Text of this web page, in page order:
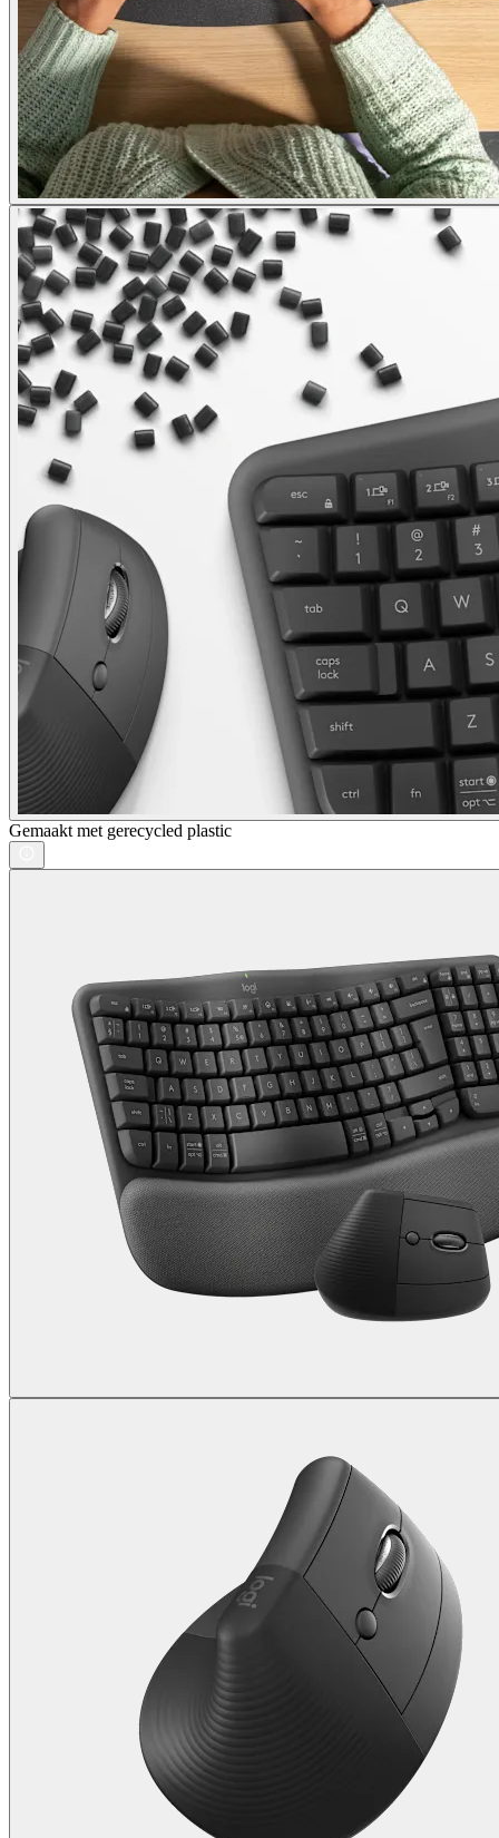
Gemaakt met gerecycled plastic